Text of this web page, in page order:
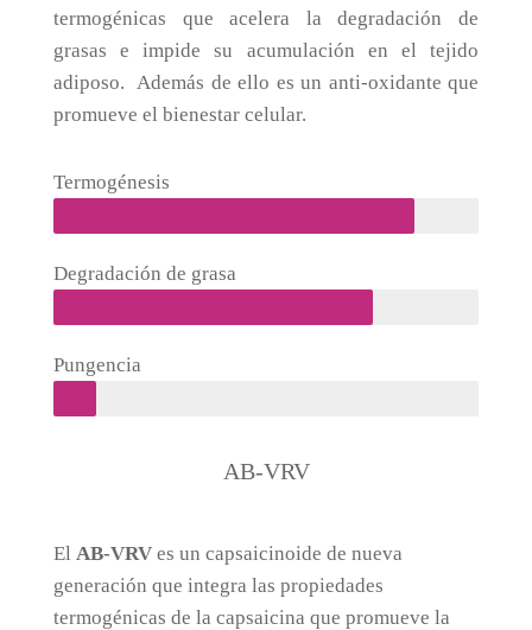
termogénicas que acelera la degradación de
grasas e impide su acumulación en el tejido
adiposo. Además de ello es un anti-oxidante que
promueve el bienestar celular.
Termogénesis
Degradación de grasa
Pungencia
AB-VRV
El AB-VRV es un capsaicinoide de nueva
generación que integra las propiedades
termogénicas de la capsaicina que promueve la